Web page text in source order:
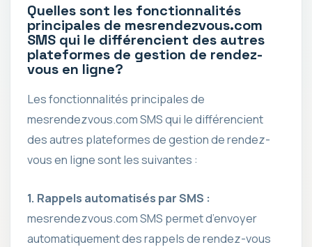
Quelles sont les fonctionnalités
principales de mesrendezvous.com
SMS qui le différencient des autres
plateformes de gestion de rendez-
vous en ligne?
Les fonctionnalités principales de
mesrendezvous.com SMS qui le différencient
des autres plateformes de gestion de rendez-
vous en ligne sont les suivantes :
1. Rappels automatisés par SMS :
mesrendezvous.com SMS permet d’envoyer
automatiquement des rappels de rendez-vous